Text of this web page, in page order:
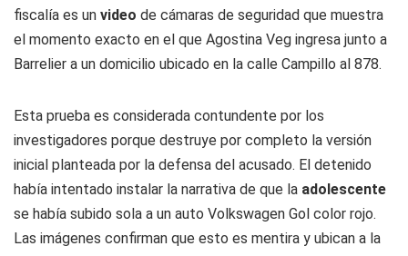
fiscalía es un video de cámaras de seguridad que muestra
el momento exacto en el que Agostina Veg ingresa junto a
Barrelier a un domicilio ubicado en la calle Campillo al 878.
Esta prueba es considerada contundente por los
investigadores porque destruye por completo la versión
inicial planteada por la defensa del acusado. El detenido
había intentado instalar la narrativa de que la adolescente
se había subido sola a un auto Volkswagen Gol color rojo.
Las imágenes confirman que esto es mentira y ubican a la